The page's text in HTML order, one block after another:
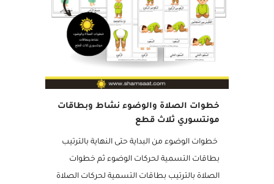
خطوات الصلاة والوضوء نشاط وبطاقات
مونتسوري ثلاث قطع
مميز
خطوات الوضوء من البداية حتى النهاية بالترتيب